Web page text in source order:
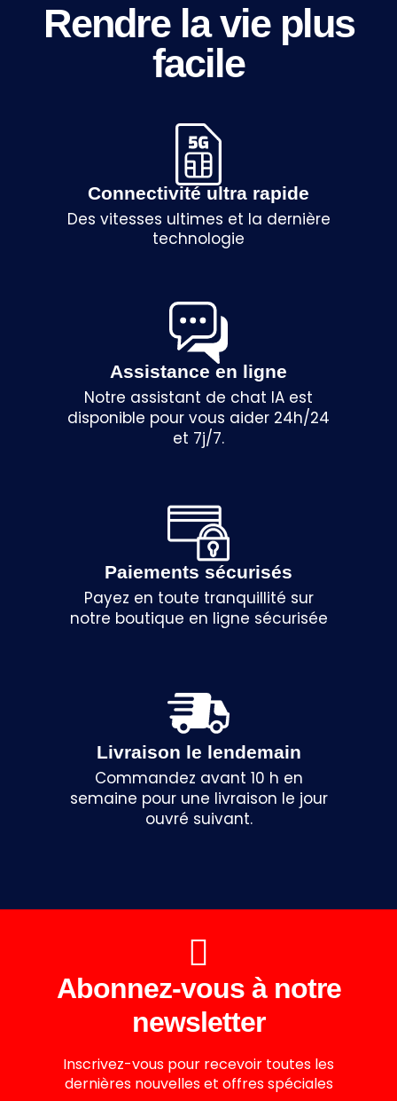
Rendre la vie plus
facile
Connectivité ultra rapide
Des vitesses ultimes et la dernière
technologie
Assistance en ligne
Notre assistant de chat IA est
disponible pour vous aider 24h/24
et 7j/7.
Paiements sécurisés
Payez en toute tranquillité sur
notre boutique en ligne sécurisée
Livraison le lendemain
Commandez avant 10 h en
semaine pour une livraison le jour
ouvré suivant.
Abonnez-vous à notre
newsletter
Inscrivez-vous pour recevoir toutes les
dernières nouvelles et offres spéciales